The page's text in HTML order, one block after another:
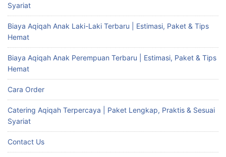
Syariat
Biaya Aqiqah Anak Laki-Laki Terbaru | Estimasi, Paket & Tips
Hemat
Biaya Aqiqah Anak Perempuan Terbaru | Estimasi, Paket & Tips
Hemat
Cara Order
Catering Aqiqah Terpercaya | Paket Lengkap, Praktis & Sesuai
Syariat
Contact Us